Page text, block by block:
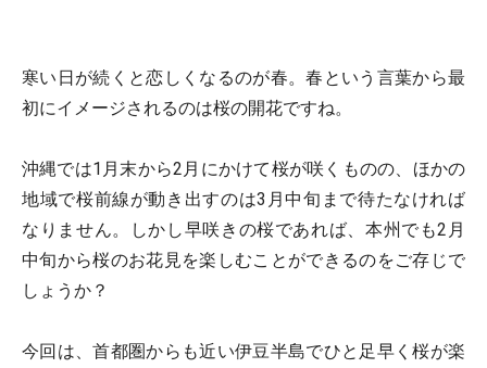
寒い日が続くと恋しくなるのが春。春という言葉から最
初にイメージされるのは桜の開花ですね。
沖縄では1月末から2月にかけて桜が咲くものの、ほかの
地域で桜前線が動き出すのは3月中旬まで待たなければ
なりません。しかし早咲きの桜であれば、本州でも2月
中旬から桜のお花見を楽しむことができるのをご存じで
しょうか？
今回は、首都圏からも近い伊豆半島でひと足早く桜が楽